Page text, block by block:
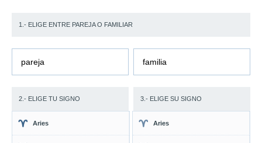
1.- ELIGE ENTRE PAREJA O FAMILIAR
pareja familia
2.- ELIGE TU SIGNO 3.- ELIGE SU SIGNO
Aries Aries